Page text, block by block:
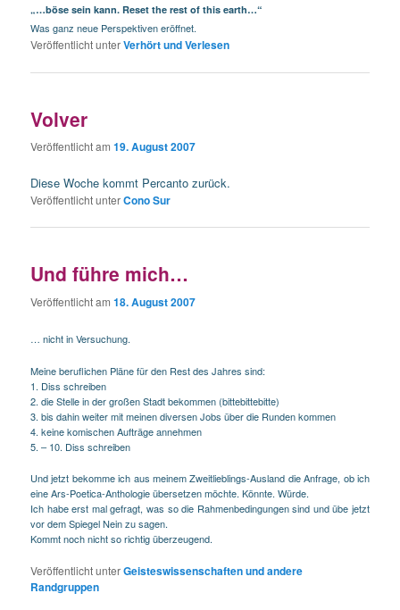
„…böse sein kann. Reset the rest of this earth…“
Was ganz neue Perspektiven eröffnet.
Veröffentlicht unterVerhört und Verlesen
Volver
Veröffentlicht am19. August 2007
Diese Woche kommt Percanto zurück.
Veröffentlicht unterCono Sur
Und führe mich…
Veröffentlicht am18. August 2007
… nicht in Versuchung.
Meine beruflichen Pläne für den Rest des Jahres sind:
1. Diss schreiben
2. die Stelle in der großen Stadt bekommen (bittebittebitte)
3. bis dahin weiter mit meinen diversen Jobs über die Runden kommen
4. keine komischen Aufträge annehmen
5. – 10. Diss schreiben
Und jetzt bekomme ich aus meinem Zweitlieblings-Ausland die Anfrage, ob ich
eine Ars-Poetica-Anthologie übersetzen möchte. Könnte. Würde.
Ich habe erst mal gefragt, was so die Rahmenbedingungen sind und übe jetzt
vor dem Spiegel Nein zu sagen.
Kommt noch nicht so richtig überzeugend.
Veröffentlicht unterGeisteswissenschaften und andere
Randgruppen